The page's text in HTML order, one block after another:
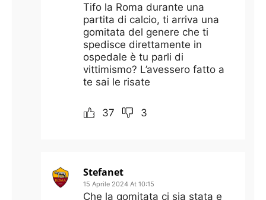
Tifo la Roma durante una
partita di calcio, ti arriva una
gomitata del genere che ti
spedisce direttamente in
ospedale è tu parli di
vittimismo? L’avessero fatto a
te sai le risate
37 3
Stefanet
15 Aprile 2024 At 10:15
Che la gomitata ci sia stata e